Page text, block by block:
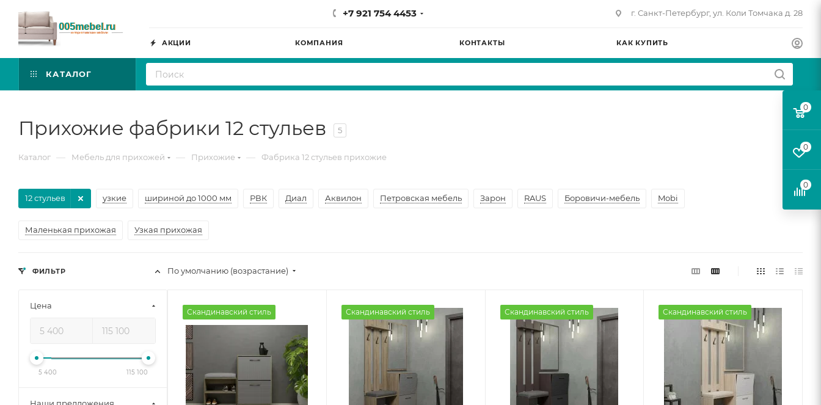
+7 921 754 4453 г. Санкт-Петербург, ул. Коли Томчака д. 28
АКЦИИ КОМПАНИЯ КОНТАКТЫ КАК КУПИТЬ
КАТАЛОГ
Прихожие фабрики 12 стульев 5
Каталог — Мебель для прихожей — Прихожие — Фабрика 12 стульев прихожие
узкие шириной до 1000 мм РВК Диал Аквилон Петровская мебель Зарон RAUS Боровичи-мебель Mobi
12 стульев
Маленькая прихожая Узкая прихожая
По умолчанию (возрастание)
Скандинавский стиль Скандинавский стиль Скандинавский стиль Скандинавский стиль
ФИЛЬТР
Цена
5 400 115 100
0
0
0